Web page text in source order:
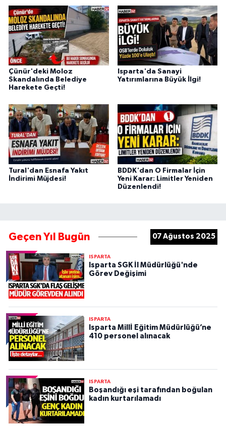
Çünür'deki Moloz
Skandalında Belediye
Harekete Geçti!
Isparta'da Sanayi
Yatırımlarına Büyük İlgi!
Tural'dan Esnafa Yakıt
İndirimi Müjdesi!
BDDK'dan O Firmalar İçin
Yeni Karar: Limitler Yeniden
Düzenlendi!
Geçen Yıl Bugün 07 Ağustos 2025
ISPARTA
Isparta SGK İl Müdürlüğü'nde
Görev Değişimi
ISPARTA
Isparta Millİ Eğitim Müdürlüğü’ne
410 personel alınacak
ISPARTA
Boşandığı eşi tarafından boğulan
kadın kurtarılamadı